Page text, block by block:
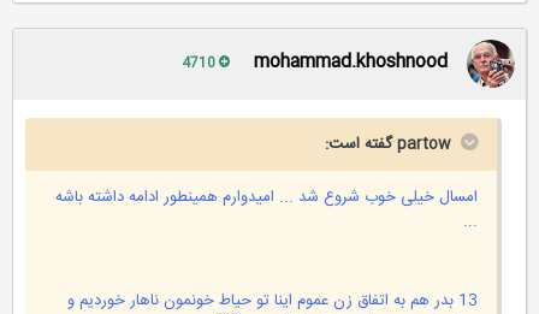
mohammad.khoshnood
partow گفته است:
امسال خیلی خوب شروع شد ... امیدوارم همینطور ادامه داشته باشه
13 بدر هم به اتفاق زن عموم اینا تو حیاط خونمون ناهار خوردیم و